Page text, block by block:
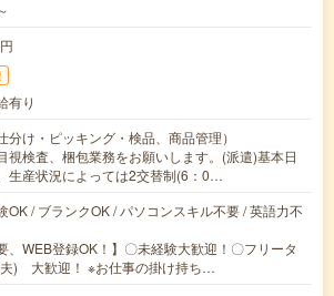
有り
分け・ピッキング・検品、商品管理）
視検査、梱包業務をお願いします。(派遣)基本日
生産状況によっては2交替制(6：0…
OK / ブランクOK / パソコンスキル不要 / 英語力不
、WEB登録OK！】〇未経験大歓迎！〇フリータ
) 大歓迎！ ※お仕事の掛け持ち…